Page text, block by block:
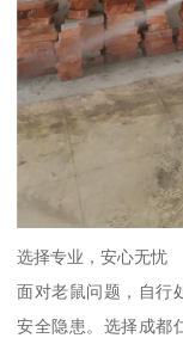
选择专业，安心无忧
面对老鼠问题，自行
安全隐患。选择成都